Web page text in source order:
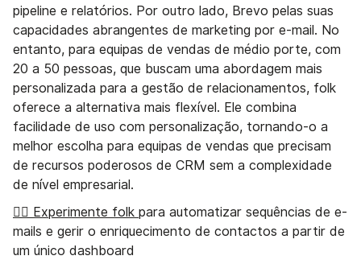
pipeline e relatórios. Por outro lado, Brevo pelas suas
capacidades abrangentes de marketing por e-mail. No
entanto, para equipas de vendas de médio porte, com
20 a 50 pessoas, que buscam uma abordagem mais
personalizada para a gestão de relacionamentos, folk
oferece a alternativa mais flexível. Ele combina
facilidade de uso com personalização, tornando-o a
melhor escolha para equipas de vendas que precisam
de recursos poderosos de CRM sem a complexidade
de nível empresarial.
👉🏼 Experimente folk para automatizar sequências de e-
mails e gerir o enriquecimento de contactos a partir de
um único dashboard